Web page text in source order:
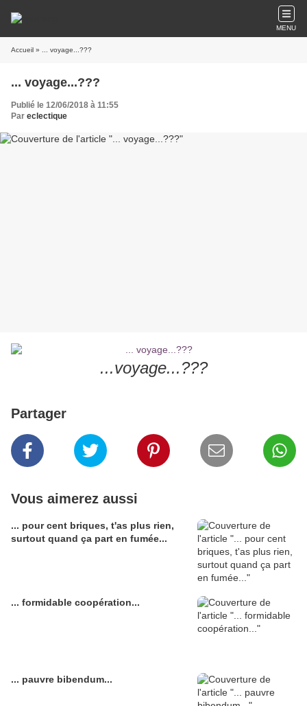
MENU
Accueil » ... voyage...???
... voyage...???
Publié le 12/06/2018 à 11:55
Par eclectique
...voyage...???
Partager
Vous aimerez aussi
... pour cent briques, t'as plus rien,
surtout quand ça part en fumée...
... formidable coopération...
... pauvre bibendum...